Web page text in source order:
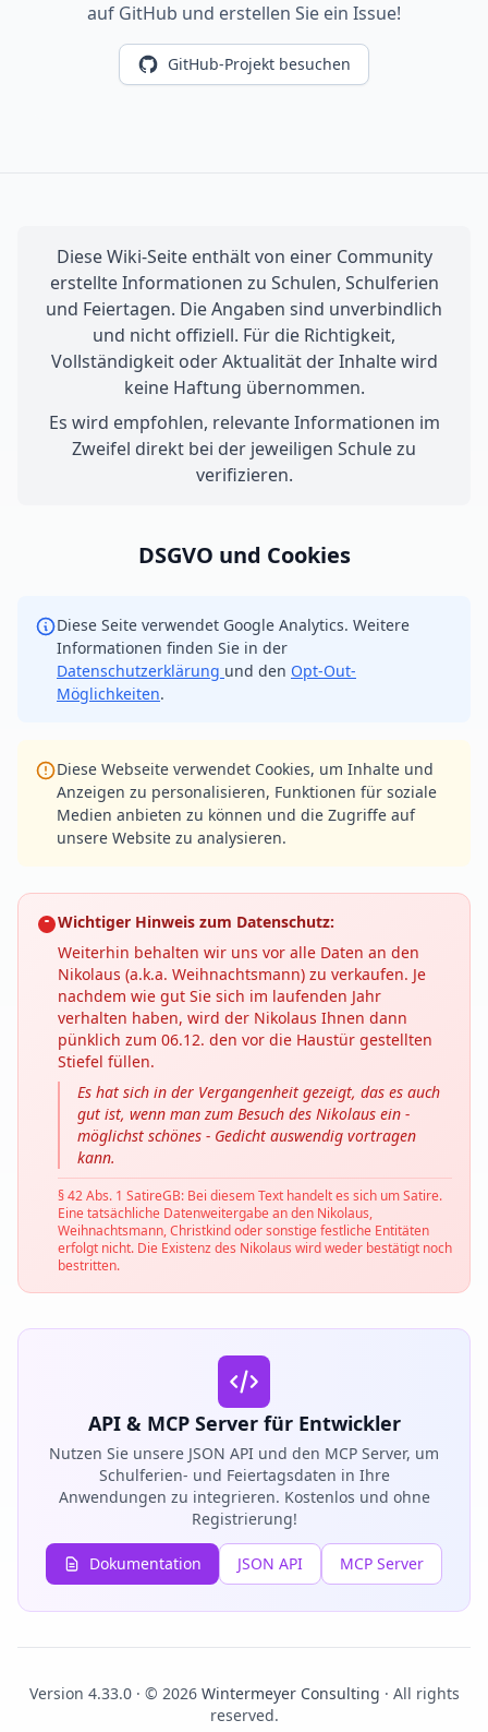
auf GitHub und erstellen Sie ein Issue!
GitHub-Projekt besuchen
Diese Wiki-Seite enthält von einer Community
erstellte Informationen zu Schulen, Schulferien
und Feiertagen. Die Angaben sind unverbindlich
und nicht offiziell. Für die Richtigkeit,
Vollständigkeit oder Aktualität der Inhalte wird
keine Haftung übernommen.
Es wird empfohlen, relevante Informationen im
Zweifel direkt bei der jeweiligen Schule zu
verifizieren.
DSGVO und Cookies
Diese Seite verwendet Google Analytics. Weitere
Informationen finden Sie in der
Datenschutzerklärung und den Opt-Out-
Möglichkeiten.
Diese Webseite verwendet Cookies, um Inhalte und
Anzeigen zu personalisieren, Funktionen für soziale
Medien anbieten zu können und die Zugriffe auf
unsere Website zu analysieren.
Wichtiger Hinweis zum Datenschutz:
Weiterhin behalten wir uns vor alle Daten an den
Nikolaus (a.k.a. Weihnachtsmann) zu verkaufen. Je
nachdem wie gut Sie sich im laufenden Jahr
verhalten haben, wird der Nikolaus Ihnen dann
pünklich zum 06.12. den vor die Haustür gestellten
Stiefel füllen.
Es hat sich in der Vergangenheit gezeigt, das es auch
gut ist, wenn man zum Besuch des Nikolaus ein -
möglichst schönes - Gedicht auswendig vortragen
kann.
§ 42 Abs. 1 SatireGB: Bei diesem Text handelt es sich um Satire.
Eine tatsächliche Datenweitergabe an den Nikolaus,
Weihnachtsmann, Christkind oder sonstige festliche Entitäten
erfolgt nicht. Die Existenz des Nikolaus wird weder bestätigt noch
bestritten.
API & MCP Server für Entwickler
Nutzen Sie unsere JSON API und den MCP Server, um
Schulferien- und Feiertagsdaten in Ihre
Anwendungen zu integrieren. Kostenlos und ohne
Registrierung!
Dokumentation JSON API MCP Server
Version 4.33.0 · © 2026 Wintermeyer Consulting · All rights
reserved.